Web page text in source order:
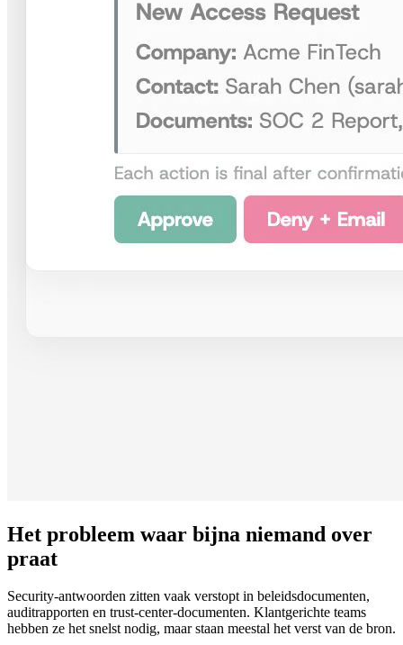
Het probleem waar bijna niemand over
praat
Security-antwoorden zitten vaak verstopt in beleidsdocumenten,
auditrapporten en trust-center-documenten. Klantgerichte teams
hebben ze het snelst nodig, maar staan meestal het verst van de bron.